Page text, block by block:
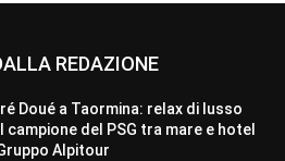
REDAZIONE
Doué a Taormina: relax di lusso
campione del PSG tra mare e hotel
Alpitour